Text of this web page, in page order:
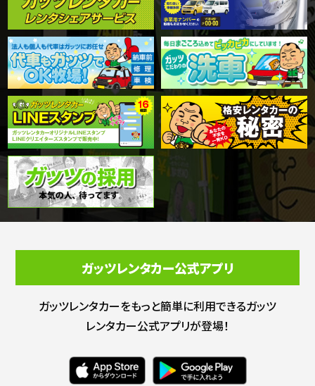
ガッツレンタカー公式アプリ
ガッツレンタカーをもっと簡単に利用できるガッツ
レンタカー公式アプリが登場！